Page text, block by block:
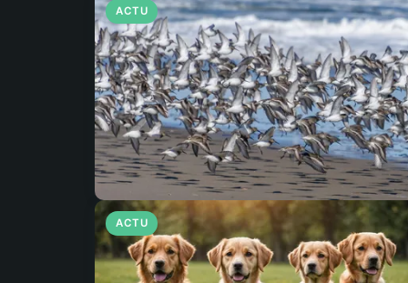
ACTU
ACTU